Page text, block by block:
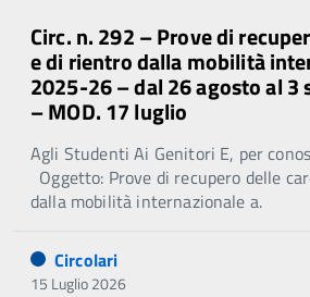
Circ. n. 292 – Prove di
e di rientro dalla mobilità
2025-26 – dal 26 agosto al 3
– MOD. 17 luglio
Agli Studenti Ai Genitori E, per
Oggetto: Prove di recupero delle
dalla mobilità internazionale a.
Circolari
15 Luglio 2026